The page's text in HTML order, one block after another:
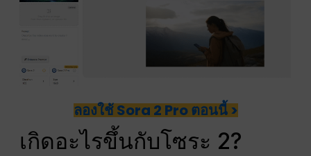
ลองใช้ Sora 2 Pro ตอนนี้ >
เกิดอะไรขึ้นกับโซระ 2?